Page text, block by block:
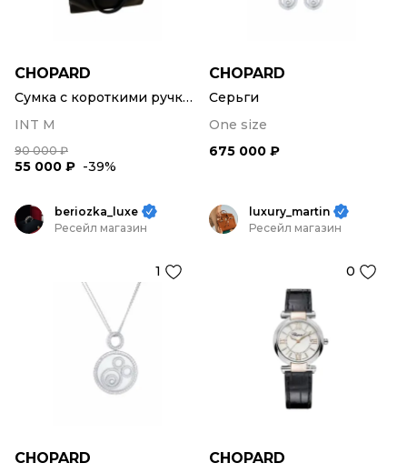
CHOPARD
Сумка с короткими ручками
INT M
90 000 ₽
55 000 ₽ -39%
CHOPARD
Серьги
One size
675 000 ₽
beriozka_luxe
Ресейл магазин
1
CHOPARD
luxury_martin
Ресейл магазин
0
CHOPARD